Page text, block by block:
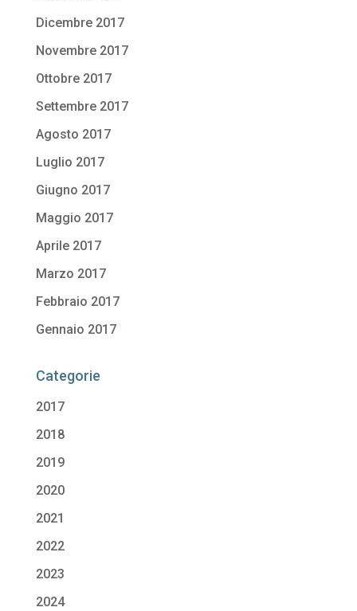
Dicembre 2017
Novembre 2017
Ottobre 2017
Settembre 2017
Agosto 2017
Luglio 2017
Giugno 2017
Maggio 2017
Aprile 2017
Marzo 2017
Febbraio 2017
Gennaio 2017
Categorie
2017
2018
2019
2020
2021
2022
2023
2024